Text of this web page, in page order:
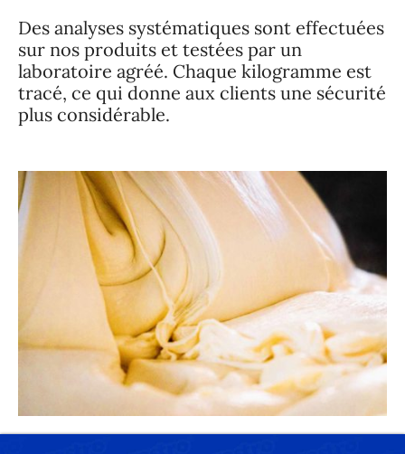
Des analyses systématiques sont effectuées
sur nos produits et testées par un
laboratoire agréé. Chaque kilogramme est
tracé, ce qui donne aux clients une sécurité
plus considérable.